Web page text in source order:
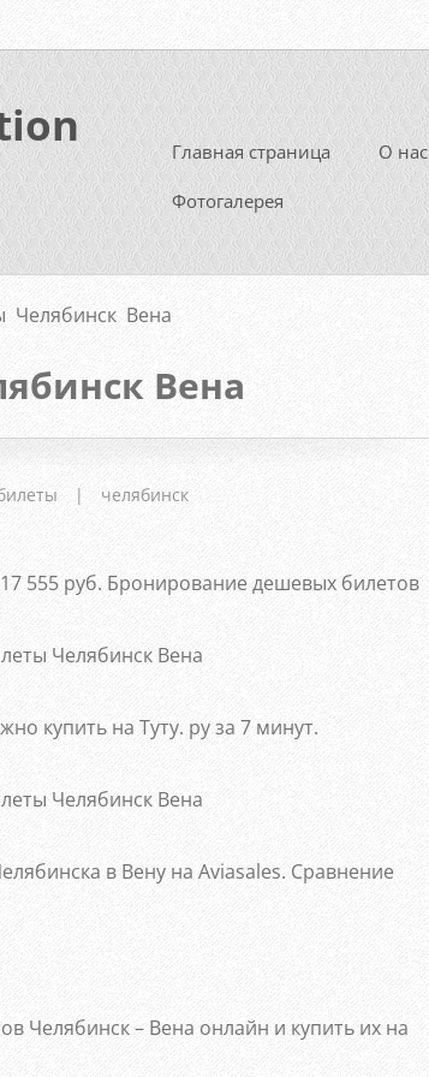
Главная страница О нас
Фотогалерея
Челябинск Вена
Вена
|
челябинск
555 руб. Бронирование дешевых билетов
купить на Туту. ру за 7 минут.
в Вену на Aviasales. Сравнение
Челябинск – Вена онлайн и купить их на